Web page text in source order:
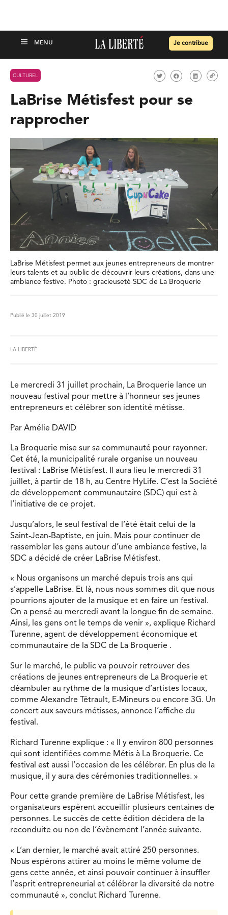
Je contribue
CULTUREL
LaBrise Métisfest pour se
rapprocher
LaBrise Métisfest permet aux jeunes entrepreneurs de montrer
leurs talents et au public de découvrir leurs créations, dans une
ambiance festive. Photo : gracieuseté SDC de La Broquerie
Publié le 30 juillet 2019
LA LIBERTÉ
Le mercredi 31 juillet prochain, La Broquerie lance un
nouveau festival pour mettre à l’honneur ses jeunes
entrepreneurs et célébrer son identité métisse.
Par Amélie DAVID
La Broquerie mise sur sa communauté pour rayonner.
Cet été, la municipalité rurale organise un nouveau
festival : LaBrise Métisfest. Il aura lieu le mercredi 31
juillet, à partir de 18 h, au Centre HyLife. C’est la Société
de développement communautaire (SDC) qui est à
l’initiative de ce projet.
Jusqu’alors, le seul festival de l’été était celui de la
Saint-Jean-Baptiste, en juin. Mais pour continuer de
rassembler les gens autour d’une ambiance festive, la
SDC a décidé de créer LaBrise Métisfest.
« Nous organisons un marché depuis trois ans qui
s’appelle LaBrise. Et là, nous nous sommes dit que nous
pourrions ajouter de la musique et en faire un festival.
On a pensé au mercredi avant la longue fin de semaine.
Ainsi, les gens ont le temps de venir », explique Richard
Turenne, agent de développement économique et
communautaire de la SDC de La Broquerie .
Sur le marché, le public va pouvoir retrouver des
créations de jeunes entrepreneurs de La Broquerie et
déambuler au rythme de la musique d’artistes locaux,
comme Alexandre Tétrault, E-Mineurs ou encore 3G. Un
concert aux saveurs métisses, annonce l’affiche du
festival.
Richard Turenne explique : « Il y environ 800 personnes
qui sont identifiées comme Métis à La Broquerie. Ce
festival est aussi l’occasion de les célébrer. En plus de la
musique, il y aura des cérémonies traditionnelles. »
Pour cette grande première de LaBrise Métisfest, les
organisateurs espèrent accueillir plusieurs centaines de
personnes. Le succès de cette édition décidera de la
reconduite ou non de l’évènement l’année suivante.
« L’an dernier, le marché avait attiré 250 personnes.
Nous espérons attirer au moins le même volume de
gens cette année, et ainsi pouvoir continuer à insuffler
l’esprit entrepreneurial et célébrer la diversité de notre
communauté », conclut Richard Turenne.